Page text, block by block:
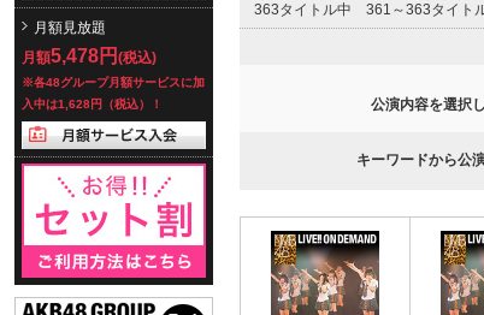
月額見放題
月額5,478円 (税込)
※各48グループ月額サービスに加
入中は1,628円（税込）！
363タイトル中 361～363タイト
公演内容を選択
キーワードから公